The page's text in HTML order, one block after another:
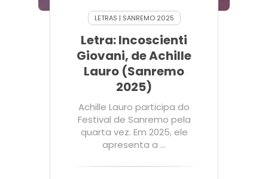
LETRAS | SANREMO 2025
Letra: Incoscienti
Giovani, de Achille
Lauro (Sanremo
2025)
Achille Lauro participa do
Festival de Sanremo pela
quarta vez. Em 2025, ele
apresenta a ...